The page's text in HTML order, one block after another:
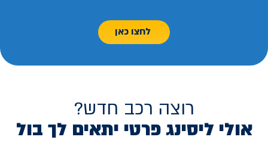
לחצו כאן
רוצה רכב חדש?
אולי ליסינג פרטי יתאים לך בול